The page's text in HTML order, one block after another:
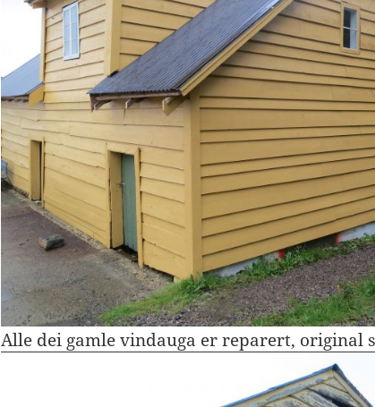
Alle dei gamle vindauga er reparert, original